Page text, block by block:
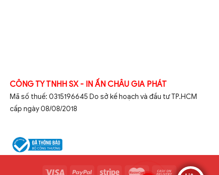
CÔNG TY TNHH SX - IN ẤN CHÂU GIA PHÁT
Mã số thuế: 0315196645 Do sở kế hoạch và đầu tư TP.HCM
cấp ngày 08/08/2018